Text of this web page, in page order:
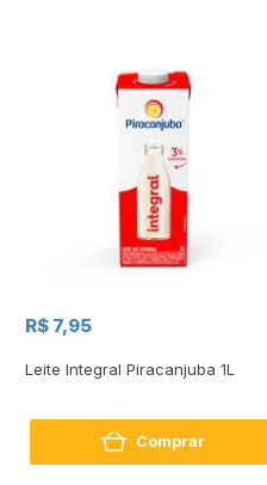
R$ 7,95
Leite Integral Piracanjuba 1L
Comprar